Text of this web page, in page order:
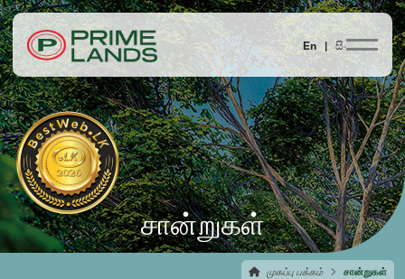
En |සිං
சான்றுகள்
முகப்பு பக்கம் சான்றுகள்